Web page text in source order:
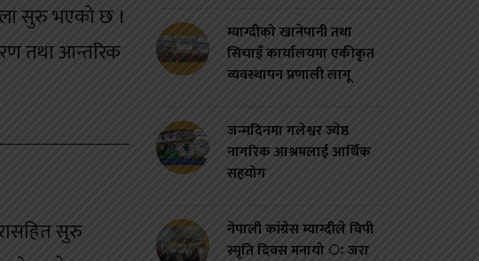
सुरु भएको छ ।
तथा आन्तरिक
सुरु
म्याग्दीको खानेपानी तथा
सिचाइँ कार्यालयमा एकीकृत
व्यवस्थापन प्रणाली लागू
जन्मदिनमा गलेश्वर ज्येष्ठ
नागरिक आश्रमलाई आर्थिक
सहयोग
नेपाली कांग्रेस म्याग्दीले विपी
स्मृति दिवस मनायो ः जरा